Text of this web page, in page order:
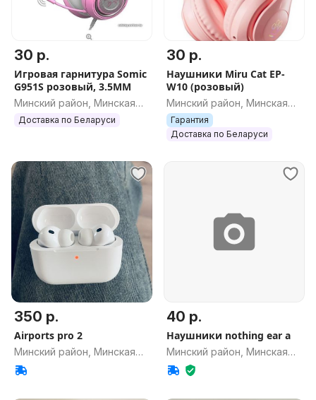
30 р.
Игровая гарнитура Somic
G951S розовый, 3.5MM
Минский район, Минская
обл.
Доставка по Беларуси
30 р.
Наушники Miru Cat EP-
W10 (розовый)
Минский район, Минская
обл.
Гарантия
Доставка по Беларуси
350 р.
Airports pro 2
Минский район, Минская
обл.
40 р.
Наушники nothing ear a
Минский район, Минская
обл.